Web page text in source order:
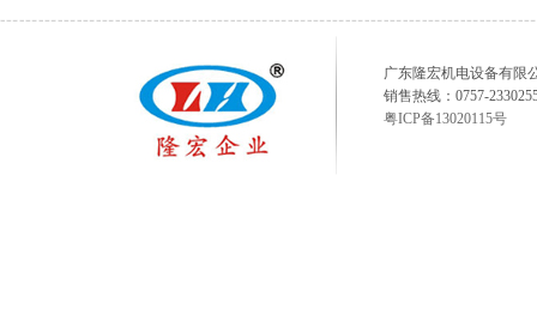
广东隆宏机电设备有限
销售热线：0757-
粤ICP备13020115号